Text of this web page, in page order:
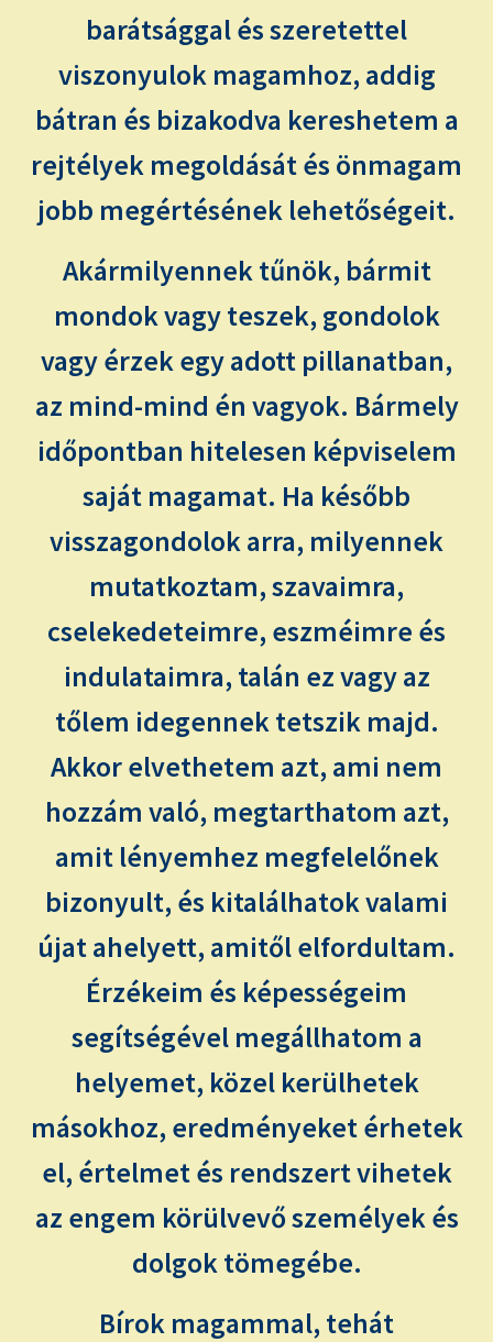
barátsággal és szeretettel
viszonyulok magamhoz, addig
bátran és bizakodva kereshetem a
rejtélyek megoldását és önmagam
jobb megértésének lehetőségeit.
Akármilyennek tűnök, bármit
mondok vagy teszek, gondolok
vagy érzek egy adott pillanatban,
az mind-mind én vagyok. Bármely
időpontban hitelesen képviselem
saját magamat. Ha később
visszagondolok arra, milyennek
mutatkoztam, szavaimra,
cselekedeteimre, eszméimre és
indulataimra, talán ez vagy az
tőlem idegennek tetszik majd.
Akkor elvethetem azt, ami nem
hozzám való, megtarthatom azt,
amit lényemhez megfelelőnek
bizonyult, és kitalálhatok valami
újat ahelyett, amitől elfordultam.
Érzékeim és képességeim
segítségével megállhatom a
helyemet, közel kerülhetek
másokhoz, eredményeket érhetek
el, értelmet és rendszert vihetek
az engem körülvevő személyek és
dolgok tömegébe.
Bírok magammal, tehát